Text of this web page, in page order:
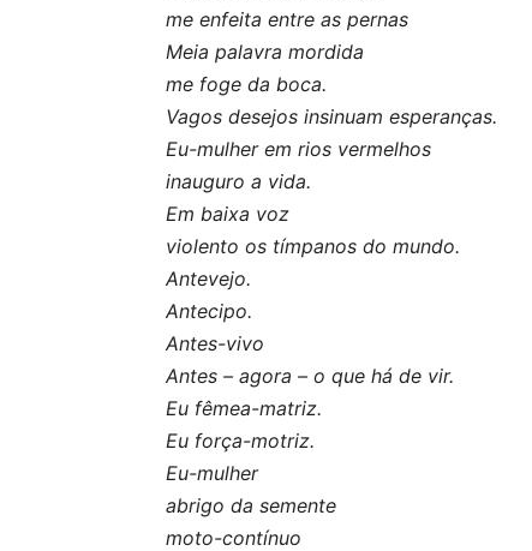
me enfeita entre as pernas
Meia palavra mordida
me foge da boca.
Vagos desejos insinuam esperanças.
Eu-mulher em rios vermelhos
inauguro a vida.
Em baixa voz
violento os tímpanos do mundo.
Antevejo.
Antecipo.
Antes-vivo
Antes – agora – o que há de vir.
Eu fêmea-matriz.
Eu força-motriz.
Eu-mulher
abrigo da semente
moto-contínuo